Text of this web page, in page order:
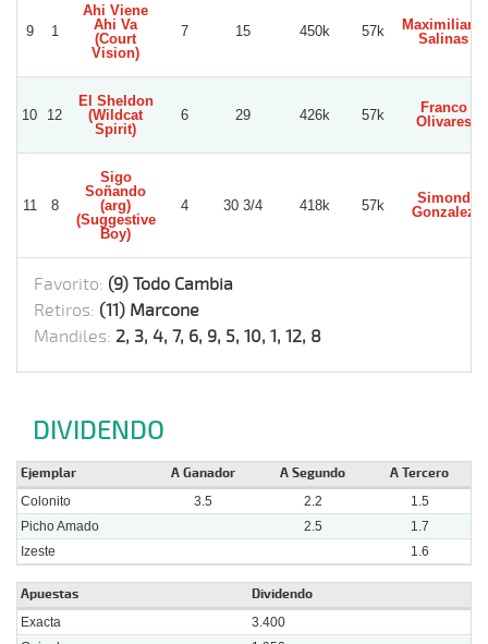
9 1
Ahi Viene
Ahi Va
(Court
Vision)
7 15 450k 57k
Maximiliano
Salinas
10 12
El Sheldon
(Wildcat
Spirit)
6 29 426k 57k
Franco
Olivares
11 8
Sigo
Soñando
(arg)
(Suggestive
Boy)
4 30 3/4 418k 57k
Simond
Gonzalez
Favorito: (9) Todo Cambia
Retiros: (11) Marcone
Mandiles: 2, 3, 4, 7, 6, 9, 5, 10, 1, 12, 8
DIVIDENDO
Ejemplar A Ganador A Segundo A Tercero
Colonito 3.5 2.2
1.5
Picho Amado
2.5
1.7
Izeste
1.6
Apuestas Dividendo
Exacta
3.400